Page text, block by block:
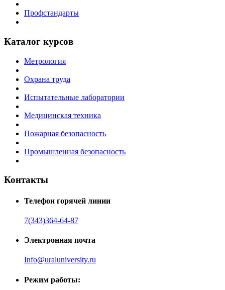
Профстандарты
Каталог курсов
Метрология
Охрана труда
Испытательные лаборатории
Медицинская техника
Пожарная безопасность
Промышленная безопасность
Контакты
Телефон горячей линии
7(343)364-64-87
Электронная почта
Info@uraluniversity.ru
Режим работы: